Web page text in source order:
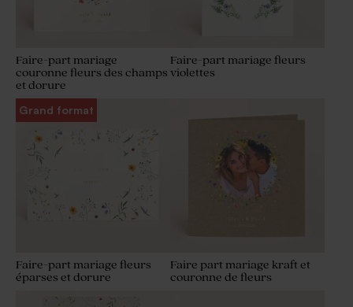
Faire-part mariage
couronne fleurs des champs
et dorure
Faire-part mariage fleurs
violettes
Grand format
Faire-part mariage fleurs
éparses et dorure
Faire part mariage kraft et
couronne de fleurs